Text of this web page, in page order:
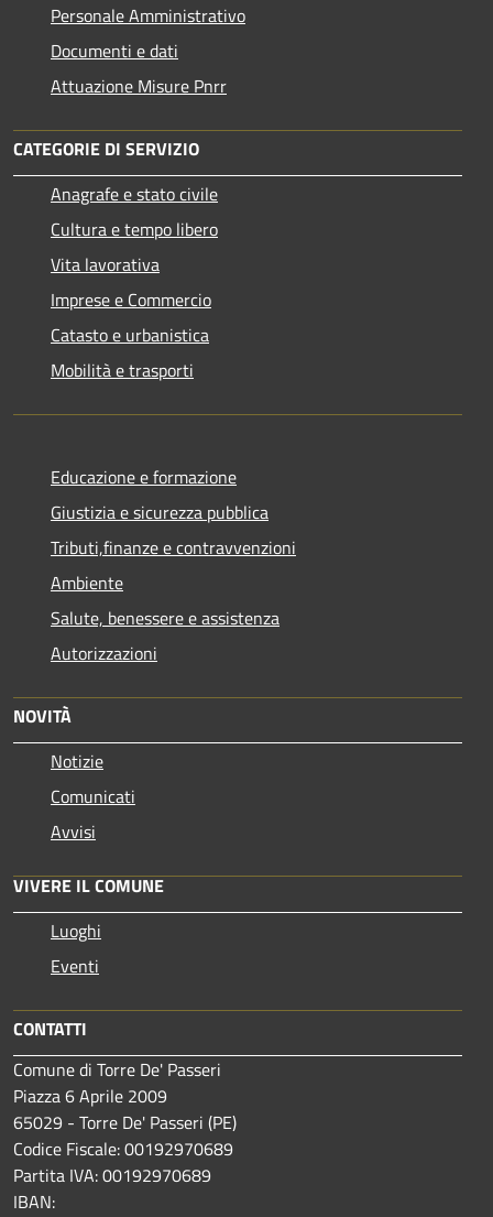
Personale Amministrativo
Documenti e dati
Attuazione Misure Pnrr
CATEGORIE DI SERVIZIO
Anagrafe e stato civile
Cultura e tempo libero
Vita lavorativa
Imprese e Commercio
Catasto e urbanistica
Mobilità e trasporti
Educazione e formazione
Giustizia e sicurezza pubblica
Tributi,finanze e contravvenzioni
Ambiente
Salute, benessere e assistenza
Autorizzazioni
NOVITÀ
Notizie
Comunicati
Avvisi
VIVERE IL COMUNE
Luoghi
Eventi
CONTATTI
Comune di Torre De' Passeri
Piazza 6 Aprile 2009
65029 - Torre De' Passeri (PE)
Codice Fiscale: 00192970689
Partita IVA: 00192970689
IBAN: